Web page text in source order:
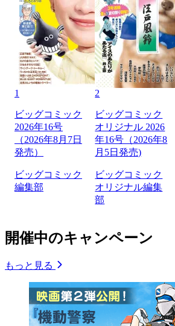
1
ビッグコミック
2026年16号
（2026年8月7日
発売）
ビッグコミック
編集部
2
ビッグコミック
オリジナル 2026
年16号（2026年8
月5日発売)
ビッグコミック
オリジナル編集
部
開催中のキャンペーン
もっと見る